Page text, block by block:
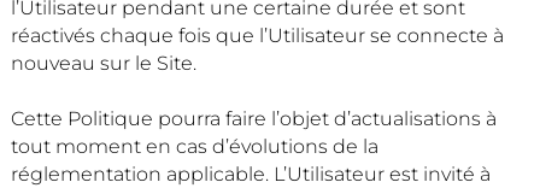
l’Utilisateur pendant une certaine durée et sont
réactivés chaque fois que l’Utilisateur se connecte à
nouveau sur le Site.
Cette Politique pourra faire l’objet d’actualisations à
tout moment en cas d’évolutions de la
réglementation applicable. L’Utilisateur est invité à